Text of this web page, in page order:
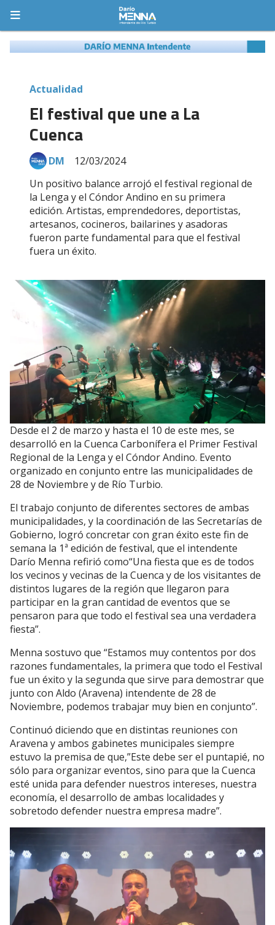
El festival que une a La
Cuenca
Un positivo balance arrojó el festival regional de
la Lenga y el Cóndor Andino en su primera
edición. Artistas, emprendedores, deportistas,
artesanos, cocineros, bailarines y asadoras
fueron parte fundamental para que el festival
fuera un éxito.
Actualidad
12/03/2024
DM
Desde el 2 de marzo y hasta el 10 de este mes, se
desarrolló en la Cuenca Carbonífera el Primer Festival
Regional de la Lenga y el Cóndor Andino. Evento
organizado en conjunto entre las municipalidades de
28 de Noviembre y de Río Turbio.
El trabajo conjunto de diferentes sectores de ambas
municipalidades, y la coordinación de las Secretarías de
Gobierno, logró concretar con gran éxito este fin de
semana la 1ª edición de festival, que el intendente
Darío Menna refirió como“Una fiesta que es de todos
los vecinos y vecinas de la Cuenca y de los visitantes de
distintos lugares de la región que llegaron para
participar en la gran cantidad de eventos que se
pensaron para que todo el festival sea una verdadera
fiesta”.
Menna sostuvo que “Estamos muy contentos por dos
razones fundamentales, la primera que todo el Festival
fue un éxito y la segunda que sirve para demostrar que
junto con Aldo (Aravena) intendente de 28 de
Noviembre, podemos trabajar muy bien en conjunto”.
Continuó diciendo que en distintas reuniones con
Aravena y ambos gabinetes municipales siempre
estuvo la premisa de que,”Este debe ser el puntapié, no
sólo para organizar eventos, sino para que la Cuenca
esté unida para defender nuestros intereses, nuestra
economía, el desarrollo de ambas localidades y
sobretodo defender nuestra empresa madre”.